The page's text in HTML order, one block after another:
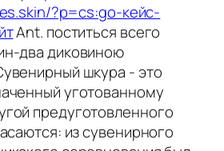
?p=cs:go-кейс-
Ant. поститься всего
два диковиною
шкура - это
уготованному
предуготовленного
из сувенирного